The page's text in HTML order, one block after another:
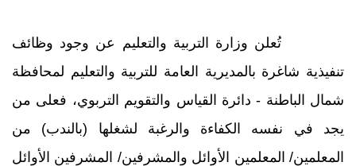
تُعلن وزارة التربية والتعليم عن وجود وظائف
تنفيذية شاغرة بالمديرية العامة للتربية والتعليم لمحافظة
شمال الباطنة - دائرة القياس والتقويم التربوي، فعلى من
يجد في نفسه الكفاءة والرغبة لشغلها (بالندب) من
المعلمين/ المعلمين الأوائل والمشرفين/ المشرفين الأوائل